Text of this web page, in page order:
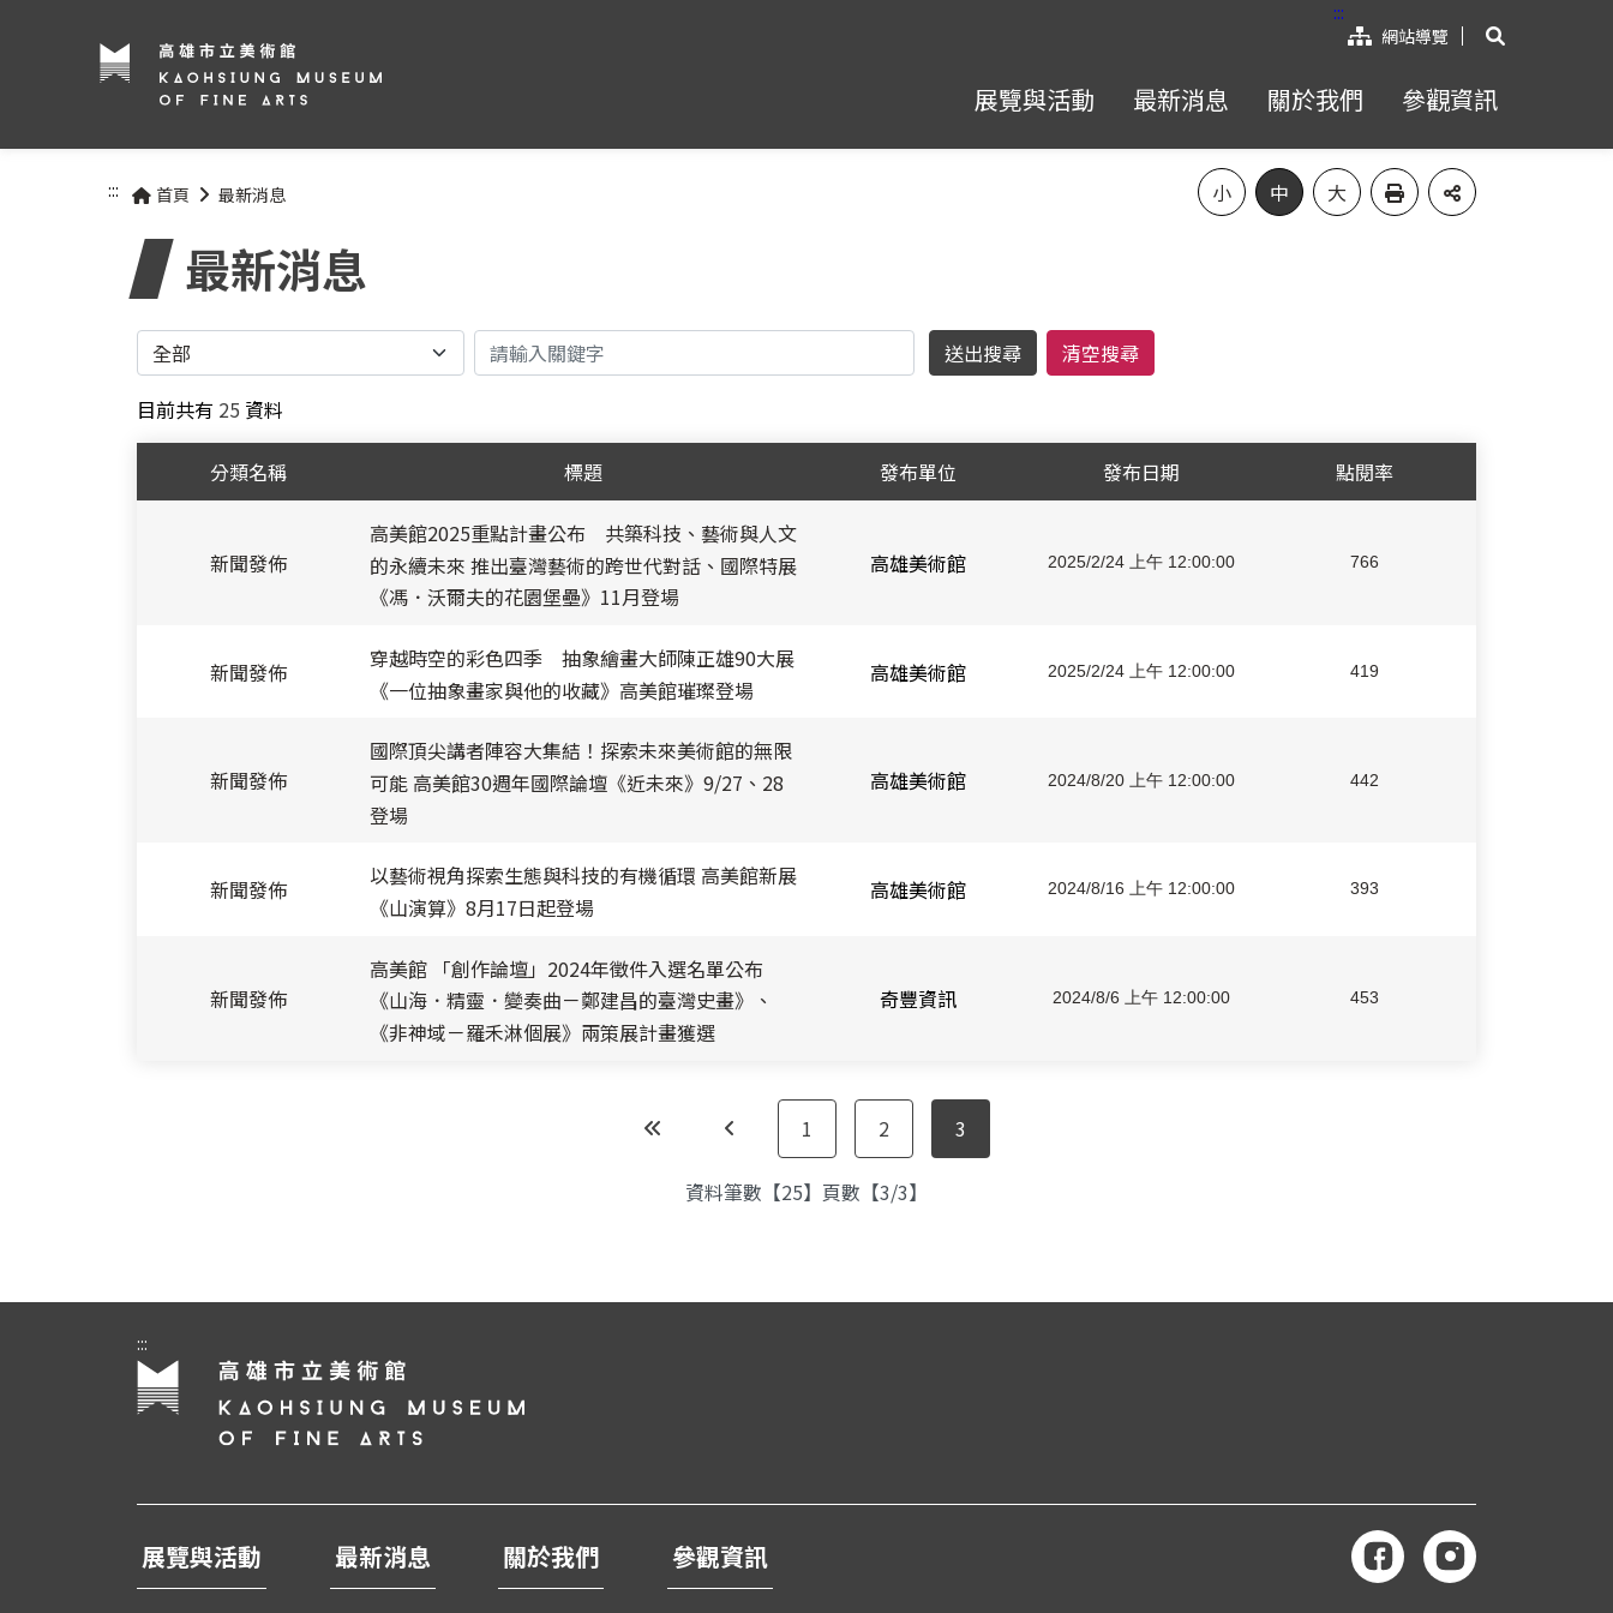
:::
網站導覽
展覽與活動 最新消息 關於我們 參觀資訊
::: 首頁 最新消息 小 中 大
最新消息
分類 關鍵字
目前共有 25 資料
分類名稱 標題 發布單位 發布日期 點閱率
新聞發佈
高美館2025重點計畫公布 共築科技、藝術與人文
的永續未來 推出臺灣藝術的跨世代對話、國際特展
《馮．沃爾夫的花園堡壘》11月登場
高雄美術館 2025/2/24 上午 12:00:00 766
新聞發佈
穿越時空的彩色四季 抽象繪畫大師陳正雄90大展
《一位抽象畫家與他的收藏》高美館璀璨登場
高雄美術館 2025/2/24 上午 12:00:00 419
新聞發佈
國際頂尖講者陣容大集結！探索未來美術館的無限
可能 高美館30週年國際論壇《近未來》9/27、28
登場
高雄美術館 2024/8/20 上午 12:00:00 442
新聞發佈
以藝術視角探索生態與科技的有機循環 高美館新展
《山演算》8月17日起登場
高雄美術館 2024/8/16 上午 12:00:00 393
新聞發佈
高美館 「創作論壇」2024年徵件入選名單公布
《山海．精靈．變奏曲－鄭建昌的臺灣史畫》、
《非神域－羅禾淋個展》兩策展計畫獲選
奇豐資訊 2024/8/6 上午 12:00:00 453
第一頁 上一頁 1 2 3
資料筆數【25】頁數【3/3】
:::
展覽與活動 最新消息 關於我們 參觀資訊